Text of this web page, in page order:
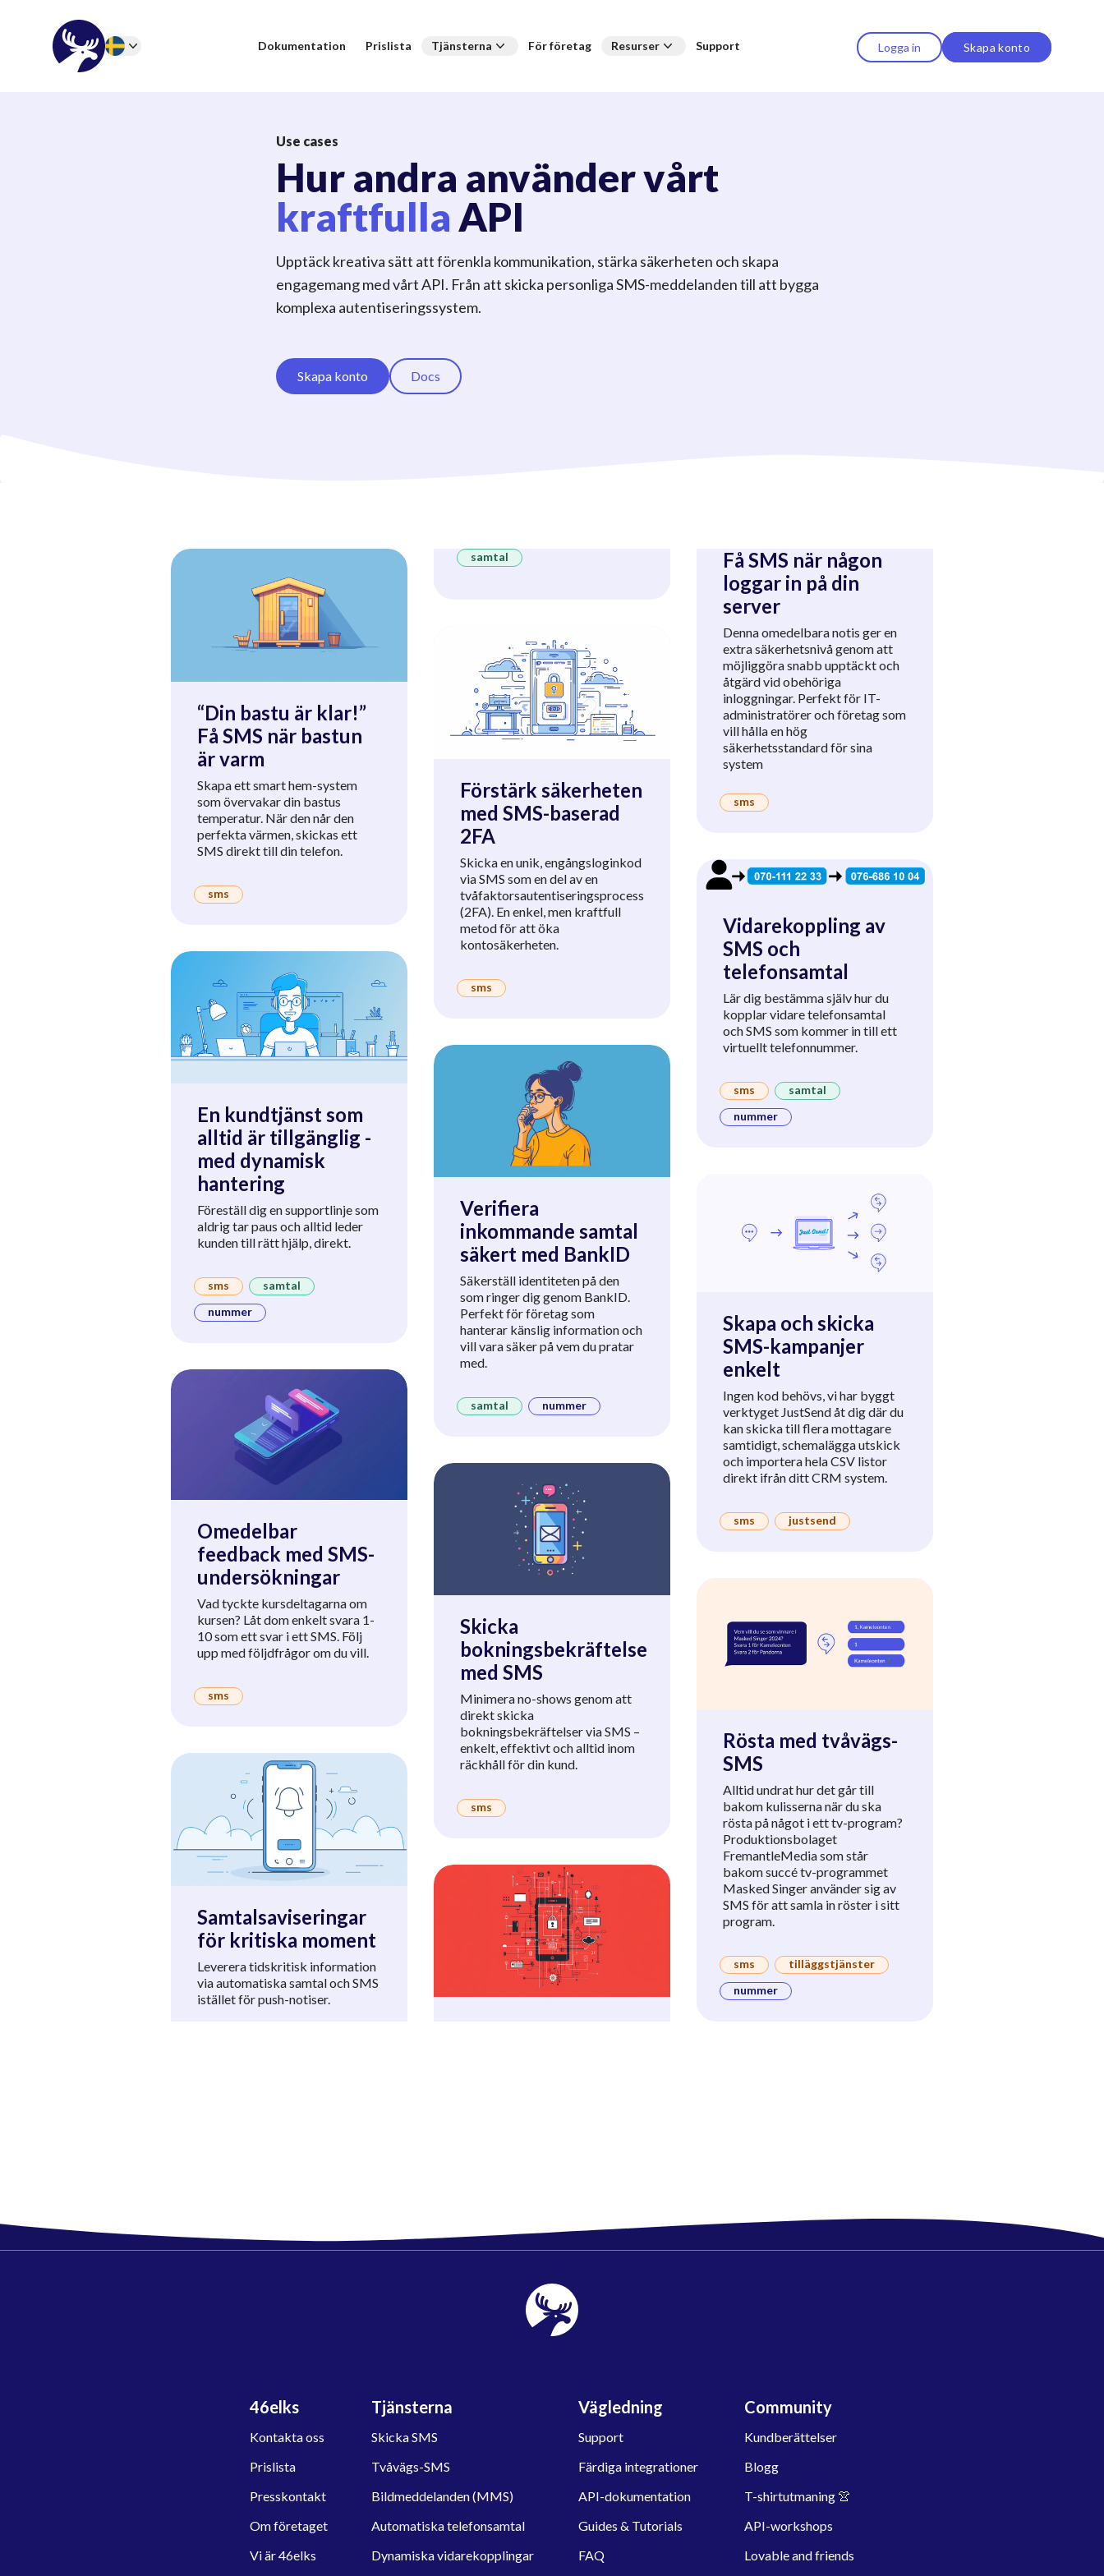
46elks
Dokumentation Prislista Tjänsterna För företag Resurser Support Logga in Skapa konto
Use cases
Hur andra använder vårt
kraftfulla API
Upptäck kreativa sätt att förenkla kommunikation, stärka säkerheten och skapa
engagemang med vårt API. Från att skicka personliga SMS-meddelanden till att bygga
komplexa autentiseringssystem.
Skapa konto Docs
“Din bastu är klar!”
Få SMS när bastun
är varm
Skapa ett smart hem-system
som övervakar din bastus
temperatur. När den når den
perfekta värmen, skickas ett
SMS direkt till din telefon.
sms
En kundtjänst som
alltid är tillgänglig -
med dynamisk
hantering
Föreställ dig en supportlinje som
aldrig tar paus och alltid leder
kunden till rätt hjälp, direkt.
sms
samtal
nummer
Omedelbar
feedback med SMS-
undersökningar
Vad tyckte kursdeltagarna om
kursen? Låt dom enkelt svara 1-
10 som ett svar i ett SMS. Följ
upp med följdfrågor om du vill.
sms
Samtalsaviseringar
för kritiska moment
Leverera tidskritisk information
via automatiska samtal och SMS
istället för push-notiser.
samtal
Förstärk säkerheten
med SMS-baserad
2FA
Skicka en unik, engångsloginkod
via SMS som en del av en
tvåfaktorsautentiseringsprocess
(2FA). En enkel, men kraftfull
metod för att öka
kontosäkerheten.
sms
Verifiera
inkommande samtal
säkert med BankID
Säkerställ identiteten på den
som ringer dig genom BankID.
Perfekt för företag som
hanterar känslig information och
vill vara säker på vem du pratar
med.
samtal nummer
Skicka
bokningsbekräftelse
med SMS
Minimera no-shows genom att
direkt skicka
bokningsbekräftelser via SMS –
enkelt, effektivt och alltid inom
räckhåll för din kund.
sms
Få SMS när någon
loggar in på din
server
Denna omedelbara notis ger en
extra säkerhetsnivå genom att
möjliggöra snabb upptäckt och
åtgärd vid obehöriga
inloggningar. Perfekt för IT-
administratörer och företag som
vill hålla en hög
säkerhetsstandard för sina
system
sms
Vidarekoppling av
SMS och
telefonsamtal
Lär dig bestämma själv hur du
kopplar vidare telefonsamtal
och SMS som kommer in till ett
virtuellt telefonnummer.
sms
samtal
nummer
Skapa och skicka
SMS-kampanjer
enkelt
Ingen kod behövs, vi har byggt
verktyget JustSend åt dig där du
kan skicka till flera mottagare
samtidigt, schemalägga utskick
och importera hela CSV listor
direkt ifrån ditt CRM system.
sms justsend
Rösta med tvåvägs-
SMS
Alltid undrat hur det går till
bakom kulisserna när du ska
rösta på något i ett tv-program?
Produktionsbolaget
FremantleMedia som står
bakom succé tv-programmet
Masked Singer använder sig av
SMS för att samla in röster i sitt
program.
sms
tilläggstjänster
nummer
46elks
Kontakta oss
Prislista
Presskontakt
Om företaget
Vi är 46elks
Tjänsterna
Skicka SMS
Tvåvägs-SMS
Bildmeddelanden (MMS)
Automatiska telefonsamtal
Dynamiska vidarekopplingar
Vägledning
Support
Färdiga integrationer
API-dokumentation
Guides & Tutorials
FAQ
Community
Kundberättelser
Blogg
T-shirtutmaning 👚
API-workshops
Lovable and friends